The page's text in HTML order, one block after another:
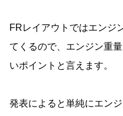
FRレイアウトではエンジ
てくるので、エンジン重
いポイントと言えます。
発表によると単純にエン